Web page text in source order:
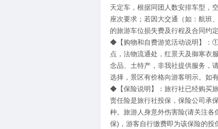
天定车，根据同团人数安排车型，
座次要求；若因大交通（如：航班
的旅游车位损失费及行程及合同约
◆【购物和自费游览活动说明】：
点，法物流通处，红景天及御寒衣
念品、土特产，非我社提供服务，
选择，景区有价格向游客明示。如
◆【保险说明】：旅行社已经购买
责任险是旅行社投保，保险公司承
种。旅游人身意外伤害险(请关注
保)，游客自行缴费即为该保险的